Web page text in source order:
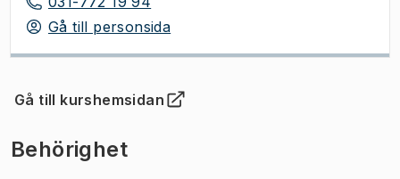
Gå till personsida
Gå till kurshemsidan
(Öppnas i ny flik)
Behörighet